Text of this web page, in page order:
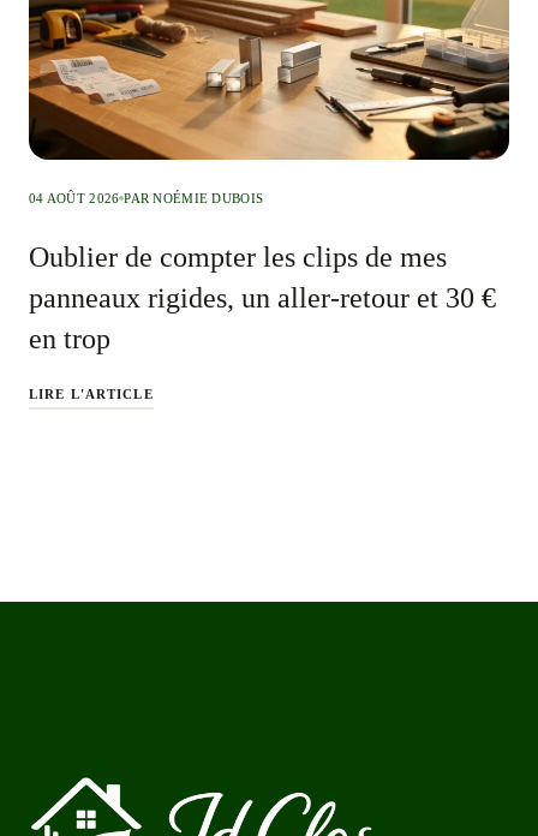
04 AOÛT 2026 PAR NOÉMIE DUBOIS
Oublier de compter les clips de mes
panneaux rigides, un aller-retour et 30 €
en trop
LIRE L'ARTICLE